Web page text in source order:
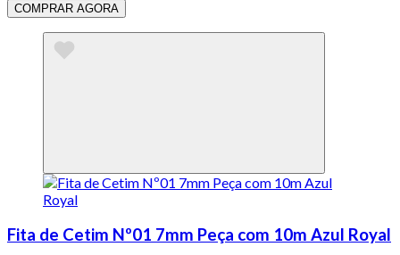
COMPRAR AGORA
Fita de Cetim Nº01 7mm Peça com 10m Azul Royal